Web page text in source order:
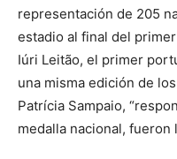
representación de 205
estadio al final del
Iúri Leitão, el primer
una misma edición de
Patrícia Sampaio,
medalla nacional,